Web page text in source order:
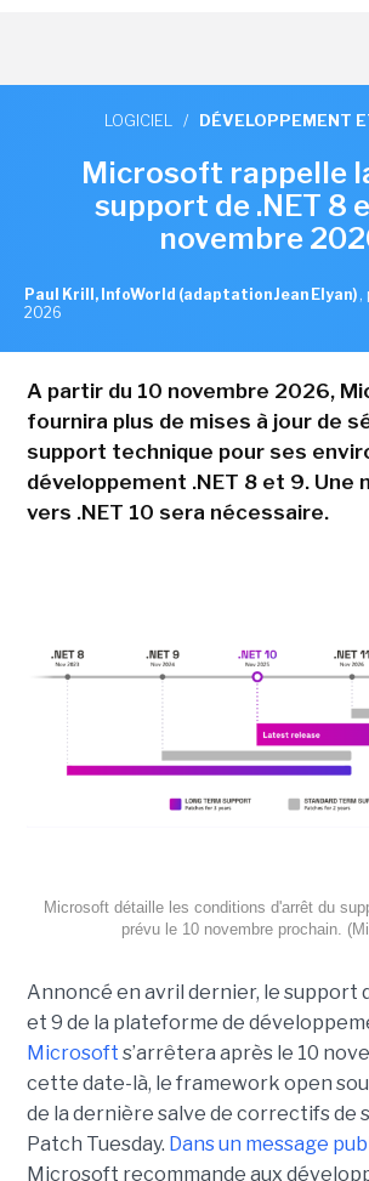
LOGICIEL / DÉVELOPPEMENT
Microsoft rappelle
support de .NET 8
novembre
Paul Krill, InfoWorld (adaptation Jean Elyan) ,
2026
A partir du 10 novembre 2026,
fournira plus de mises à jour de
support technique pour ses
développement .NET 8 et 9. Une
vers .NET 10 sera nécessaire.
Microsoft détaille les conditions d'arrêt du
prévu le 10 novembre prochain.
Annoncé en avril dernier, le support
et 9 de la plateforme de
Microsoft s’arrêtera après le 10
cette date-là, le framework open
de la dernière salve de correctifs de
Patch Tuesday. Dans un message
Microsoft recommande aux